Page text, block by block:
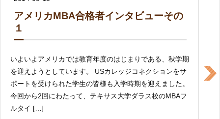
アメリカMBA合格者インタビューその
１
いよいよアメリカでは教育年度のはじまりである、秋学期
を迎えようとしています。 USカレッジコネクションをサ
ポートを受けられた学生の皆様も入学時期を迎えました。
今回から2回にわたって、テキサス大学ダラス校のMBAフ
ルタイ […]